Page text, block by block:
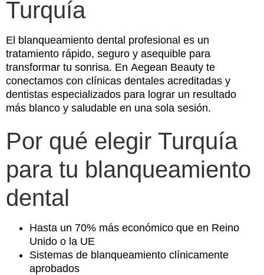
Turquía
El blanqueamiento dental profesional es un
tratamiento rápido, seguro y asequible para
transformar tu sonrisa. En Aegean Beauty te
conectamos con clínicas dentales acreditadas y
dentistas especializados para lograr un resultado
más blanco y saludable en una sola sesión.
Por qué elegir Turquía
para tu blanqueamiento
dental
Hasta un 70% más económico que en Reino
Unido o la UE
Sistemas de blanqueamiento clínicamente
aprobados